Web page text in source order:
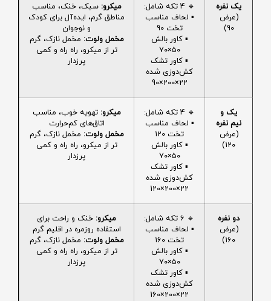
یک نفره
(عرض
90)
🔹 4 تکه شامل:
▪️ لحاف مناسب
تخت 90
▪️ کاور بالش
50×70
▪️ کاور تشک
کش‌دوزی شده
22×200×90
میکرو: سبک، خنک، مناسب
مناطق گرم، ایده‌آل برای کودک
و نوجوان
مخمل ولوت: مخمل نازک، گرم
تر از میکرو، راه راه و کمی
پرزدار
یک و
نیم نفره
(عرض
120)
🔹 4 تکه شامل:
▪️ لحاف مناسب
تخت 120
▪️ کاور بالش
50×70
▪️ کاور تشک
کش‌دوزی شده
22×200×120
میکرو: تهویه خوب، مناسب
اتاق‌های کم‌حرارت
مخمل ولوت: مخمل نازک، گرم
تر از میکرو، راه راه و کمی
پرزدار
دو نفره
(عرض
160)
🔹 6 تکه شامل:
▪️ لحاف مناسب
تخت 160
▪️ کاور بالش
50×70
▪️ کاور تشک
کش‌دوزی شده
22×200×160
میکرو: خنک و راحت برای
استفاده روزمره در اقلیم گرم
مخمل ولوت: مخمل نازک، گرم
تر از میکرو، راه راه و کمی
پرزدار